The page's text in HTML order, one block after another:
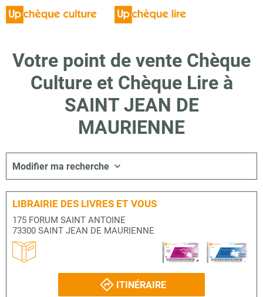
Votre point de vente Chèque
Culture et Chèque Lire à
SAINT JEAN DE
MAURIENNE
Modifier ma recherche
LIBRAIRIE DES LIVRES ET VOUS
175 FORUM SAINT ANTOINE
73300 SAINT JEAN DE MAURIENNE
ITINÉRAIRE